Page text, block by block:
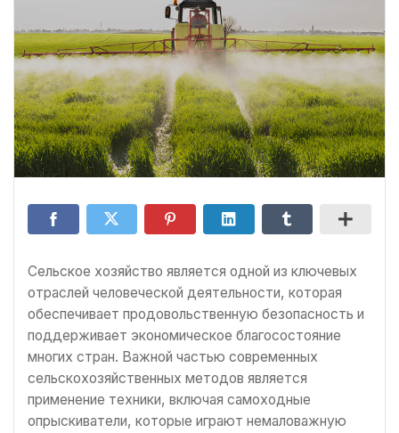
Сельское хозяйство является одной из ключевых
отраслей человеческой деятельности, которая
обеспечивает продовольственную безопасность и
поддерживает экономическое благосостояние
многих стран. Важной частью современных
сельскохозяйственных методов является
применение техники, включая самоходные
опрыскиватели, которые играют немаловажную